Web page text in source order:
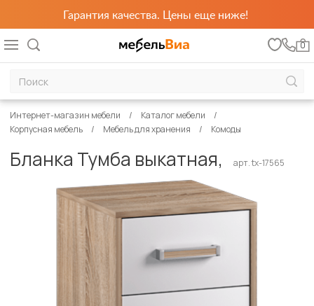
Гарантия качества. Цены еще ниже!
0
Интернет-магазин мебели
Каталог мебели
Корпусная мебель
Мебель для хранения Комоды
Бланка Тумба выкатная, арт. tx-17565